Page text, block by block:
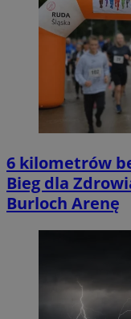
6 kilometrów
Bieg dla
Burloch Arenę